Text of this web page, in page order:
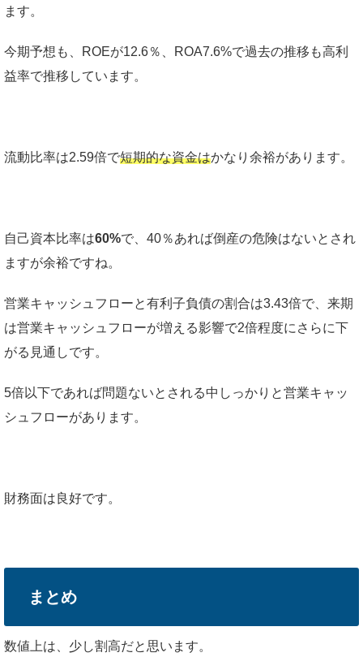
ます。
今期予想も、ROEが12.6％、ROA7.6%で過去の推移も高利
益率で推移しています。
流動比率は2.59倍で短期的な資金はかなり余裕があります。
自己資本比率は60%で、40％あれば倒産の危険はないとされ
ますが余裕ですね。
営業キャッシュフローと有利子負債の割合は3.43倍で、来期
は営業キャッシュフローが増える影響で2倍程度にさらに下
がる見通しです。
5倍以下であれば問題ないとされる中しっかりと営業キャッ
シュフローがあります。
財務面は良好です。
まとめ
数値上は、少し割高だと思います。